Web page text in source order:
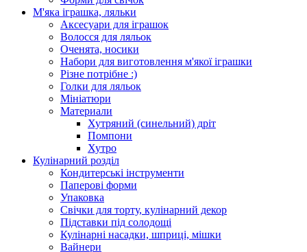
М'яка іграшка, ляльки
Аксесуари для іграшок
Волосся для ляльок
Оченята, носики
Набори для виготовлення м'якої іграшки
Різне потрібне :)
Голки для ляльок
Мініатюри
Материали
Хутряний (синельний) дріт
Помпони
Хутро
Кулінарний розділ
Кондитерські інструменти
Паперові форми
Упаковка
Свічки для торту, кулінарний декор
Підставки під солодощі
Кулінарні насадки, шприці, мішки
Вайнери